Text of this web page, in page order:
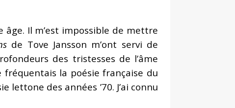
âge. Il m’est impossible de mettre
de Tove Jansson m’ont servi de
des tristesses de l’âme
fréquentais la poésie française du
des années ’70. J’ai connu